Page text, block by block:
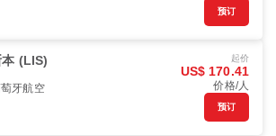
预订
本 (LIS)
牙航空
起价
US$ 170.41
价格/人
预订